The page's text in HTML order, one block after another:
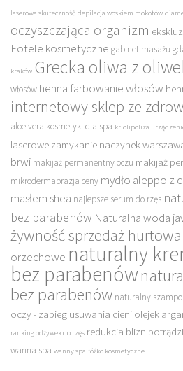
laserowa skuteczność depilacja woskiem mokotów
oczyszczająca organizm
Fotele kosmetyczne gabinet masażu
kraków Grecka oliwa z
włosów henna farbowanie włosów
internetowy sklep ze
aloe vera kosmetyki dla spa kriolipoliza
laserowe zamykanie naczynek
brwi makijaż permanentny oczu makijaż
mikrodermabrazja ceny mydło aleppo z
masłem shea najlepsze serum do rzęs
bez parabenów Naturalna woda
żywność sprzedaż hurtowa
orzechowe naturalny
bez parabenów
bez parabenów naturalny
oczy - zabieg usuwania cieni olejek
ranking odżywek do rzęs redukcja blizn
wanna spa wanny spa łóżko kosmetyczne